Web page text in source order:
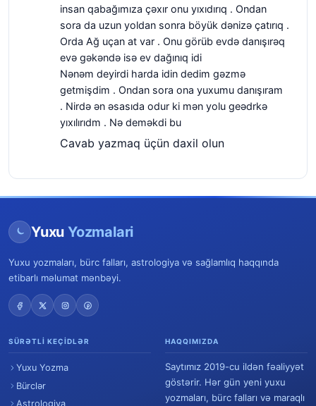
insan qabağımıza çəxır onu yıxıdırıq . Ondan
sora da uzun yoldan sonra böyük dənizə çatırıq .
Orda Ağ uçan at var . Onu görüb evdə danışırəq
evə gəkəndə isə ev dağınıq idi
Nənəm deyirdi harda idin dedim gəzmə
getmişdim . Ondan sora ona yuxumu danışıram
. Nirdə ən əsasıda odur ki mən yolu geədrkə
yıxılırıdm . Nə deməkdi bu
Cavab yazmaq üçün daxil olun
Yuxu Yozmalari
Yuxu yozmaları, bürc falları, astrologiya və sağlamlıq haqqında
etibarlı məlumat mənbəyi.
SÜRƏTLI KEÇIDLƏR
Yuxu Yozma
Bürclər
Astrologiya
HAQQIMIZDA
Saytımız 2019-cu ildən fəaliyyət
göstərir. Hər gün yeni yuxu
yozmaları, bürc falları və maraqlı